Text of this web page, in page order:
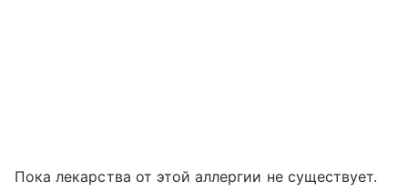
Пока лекарства от этой аллергии не существует.